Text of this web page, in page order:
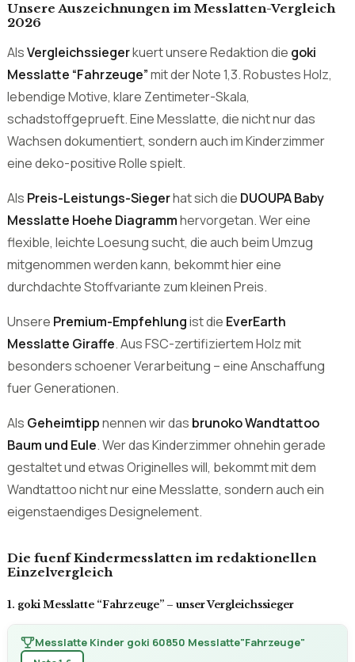
lebendige Motive, klare Zentimeter-Skala,
schadstoffgeprueft. Eine Messlatte, die nicht nur das
Wachsen dokumentiert, sondern auch im Kinderzimmer
eine deko-positive Rolle spielt.
AlsPreis-Leistungs-Siegerhat sich dieDUOUPA Baby
Messlatte Hoehe Diagrammhervorgetan. Wer eine
flexible, leichte Loesung sucht, die auch beim Umzug
mitgenommen werden kann, bekommt hier eine
durchdachte Stoffvariante zum kleinen Preis.
UnserePremium-Empfehlungist dieEverEarth
Messlatte Giraffe. Aus FSC-zertifiziertem Holz mit
besonders schoener Verarbeitung – eine Anschaffung
fuer Generationen.
AlsGeheimtippnennen wir dasbrunoko Wandtattoo
Baum und Eule. Wer das Kinderzimmer ohnehin gerade
gestaltet und etwas Originelles will, bekommt mit dem
Wandtattoo nicht nur eine Messlatte, sondern auch ein
eigenstaendiges Designelement.
Die fuenf Kindermesslatten im redaktionellen
Einzelvergleich
1. goki Messlatte “Fahrzeuge” – unser Vergleichssieger
Messlatte Kinder goki 60850 Messlatte"Fahrzeuge"
Note 1.6